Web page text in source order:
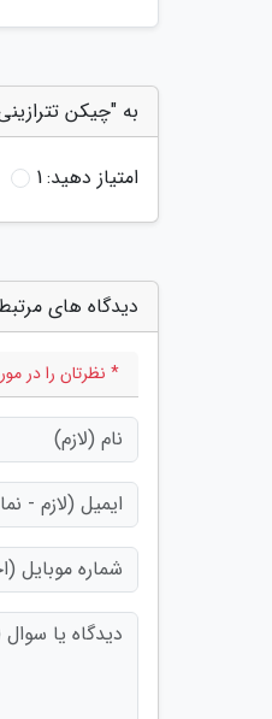
به "چیکن
امتیاز دهید:1
دیدگاه های
* نظرتان را در